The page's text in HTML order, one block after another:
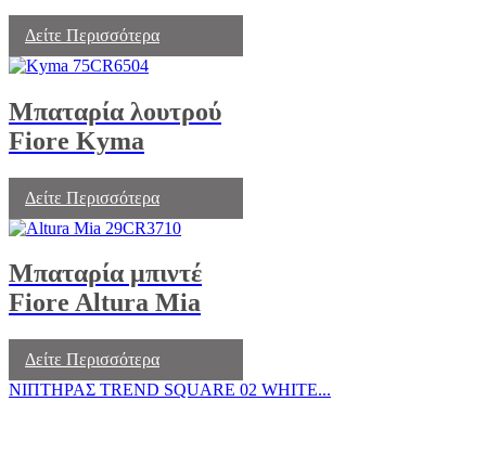
Δείτε Περισσότερα
Μπαταρία λουτρού
Fiore Kyma
Δείτε Περισσότερα
Μπαταρία μπιντέ
Fiore Altura Mia
Δείτε Περισσότερα
ΝΙΠΤΗΡΑΣ TREND SQUARE 02 WHITE...